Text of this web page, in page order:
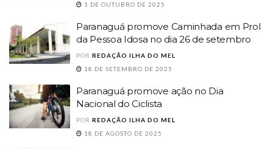
1 DE OUTUBRO DE 2025
Paranaguá promove Caminhada em Prol
da Pessoa Idosa no dia 26 de setembro
POR REDAÇÃO ILHA DO MEL
18 DE SETEMBRO DE 2025
Paranaguá promove ação no Dia
Nacional do Ciclista
POR REDAÇÃO ILHA DO MEL
18 DE AGOSTO DE 2025